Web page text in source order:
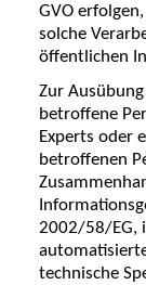
GVO
solche
öffentlichen
Zur
betroffene
Experts oder
betroffenen
2002/58/EG,
technische